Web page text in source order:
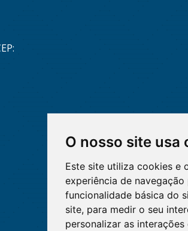
O nosso site usa
Este site utiliza cookies e
experiência de
funcionalidade básica do
site, para medir o seu
personalizar as